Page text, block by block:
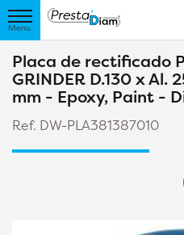
Placa de rectificado
GRINDER D.130 x Al.
mm - Epoxy, Paint -
Ref. DW-PLA381387010